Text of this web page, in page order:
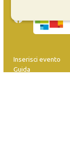
Inserisci evento
Guida